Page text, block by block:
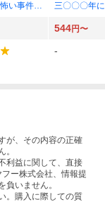
怖い事件
） 鉄人
三〇〇〇年
思社文庫 ダ
ド／著 倉骨
544円〜
-
が、その内容の正確
。
利益に関して、直接
ー株式会社、情報提
いません。
。購入に際しての質